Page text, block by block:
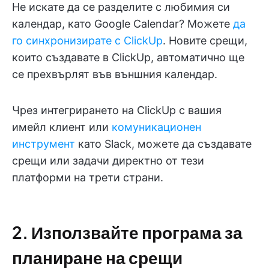
Не искате да се разделите с любимия си
календар, като Google Calendar? Можете да
го синхронизирате с ClickUp. Новите срещи,
които създавате в ClickUp, автоматично ще
се прехвърлят във външния календар.
Чрез интегрирането на ClickUp с вашия
имейл клиент или комуникационен
инструмент като Slack, можете да създавате
срещи или задачи директно от тези
платформи на трети страни.
2. Използвайте програма за
планиране на срещи